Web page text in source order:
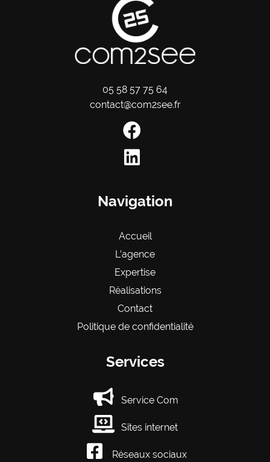
05 58 57 75 64
contact@com2see.fr
Navigation
Accueil
L’agence
Expertise
Réalisations
Contact
Politique de confidentialité
Services
Service Com
Sites internet
Réseaux sociaux